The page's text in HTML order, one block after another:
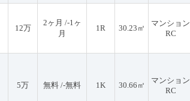
12万
2ヶ月 /-1ヶ
月
1R 30.23㎡
マンション
RC
5万 無料 /-無料 1K 30.66㎡
マンション
RC